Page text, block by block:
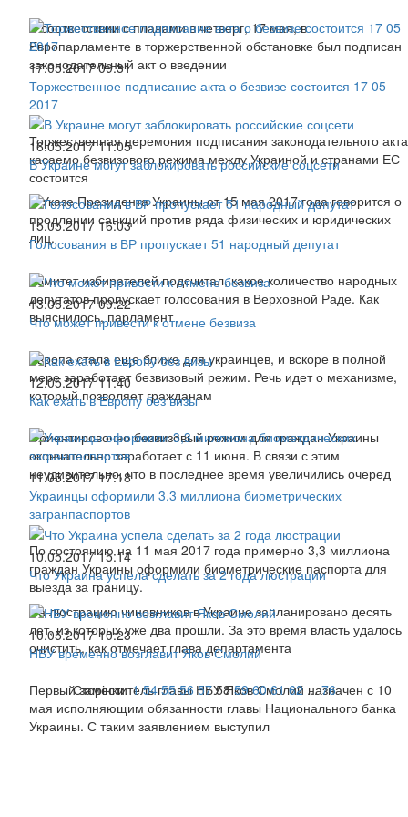
В соответствии с планами в четверг, 17 мая, в
Европарламенте в торжерственной обстановке был подписан
законодательный акт о введении
17.05.2017 09:31
Торжественное подписание акта о безвизе состоится 17 05
2017
Торжественная церемония подписания законодательного акта
касаемо безвизового режима между Украиной и странами ЕС
состоится
16.05.2017 11:05
В Украине могут заблокировать российские соцсети
В Указе Президента Украины от 15 мая 2017 года говорится о
продлении санкций против ряда физических и юридических
лиц.
15.05.2017 16:03
Голосования в ВР пропускает 51 народный депутат
Комитет избирателей подсчитал, какое количество народных
депутатов пропускает голосования в Верховной Раде. Как
выяснилось, парламент
13.05.2017 09:22
Что может привести к отмене безвиза
Европа стала еще ближе для украинцев, и вскоре в полной
мере заработает безвизовый режим. Речь идет о механизме,
который позволяет гражданам
12.05.2017 11:40
Как ехать в Европу без визы
Ориентировочно безвизовый режим для граждан Украины
окончательно заработает с 11 июня. В связи с этим
неудивительно, что в последнее время увеличились очеред
11.05.2017 17:18
Украинцы оформили 3,3 миллиона биометрических
загранпаспортов
По состоянию на 11 мая 2017 года примерно 3,3 миллиона
граждан Украины оформили биометрические паспорта для
выезда за границу.
10.05.2017 15:14
Что Украина успела сделать за 2 года люстрации
На люстрацию чиновников в Украине запланировано десять
лет, из которых уже два прошли. За это время власть удалось
очистить, как отмечает глава департамента
10.05.2017 10:23
НБУ временно возглавит Яков Смолий
Первый заместитель главы НБУ Яков Смолий назначен с 10
мая исполняющим обязанности главы Национального банка
Украины. С таким заявлением выступил
Сторінки: 1 54 55 56 57 58 59 60 61 62 ...76